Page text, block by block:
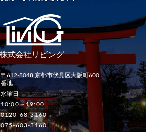
〒612-8048 京都市伏見区大阪町600
番地
水曜日
10:00～19:00
0120-68-3160
075-603-3160